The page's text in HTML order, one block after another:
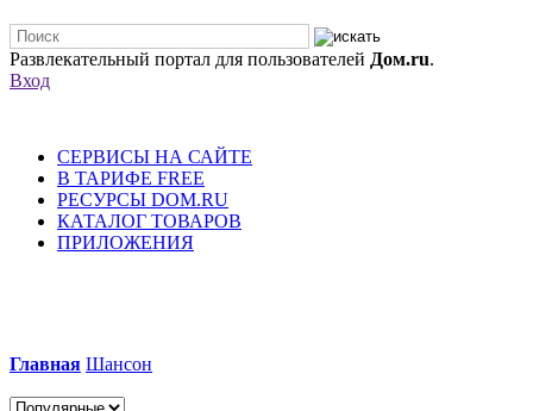
Развлекательный портал для пользователей Дом.ru.
Вход
СЕРВИСЫ НА САЙТЕ
В ТАРИФЕ FREE
РЕСУРСЫ DOM.RU
КАТАЛОГ ТОВАРОВ
ПРИЛОЖЕНИЯ
Главная Шансон